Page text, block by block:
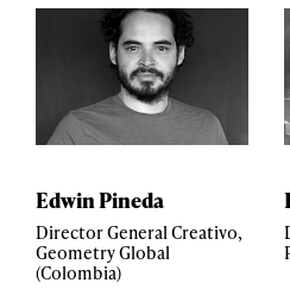
Edwin Pineda
Director General Creativo,
Geometry Global
(Colombia)